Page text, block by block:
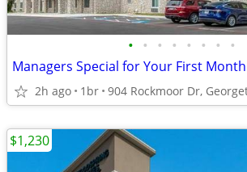
• • • • • • • •
2h ago 1br 904 Rockmoor Dr,
$1,230